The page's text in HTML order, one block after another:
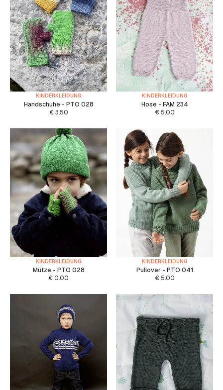
KINDERKLEIDUNG
Handschuhe - PTO 028
€3.50
KINDERKLEIDUNG
Hose - FAM 234
€5.00
KINDERKLEIDUNG
Mütze - PTO 028
€ 0.00
KINDERKLEIDUNG
Pullover - PTO 041
€5.00